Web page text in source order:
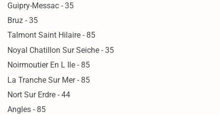
Guipry-Messac - 35
Bruz - 35
Talmont Saint Hilaire - 85
Noyal Chatillon Sur Seiche - 35
Noirmoutier En L Ile - 85
La Tranche Sur Mer - 85
Nort Sur Erdre - 44
Angles - 85